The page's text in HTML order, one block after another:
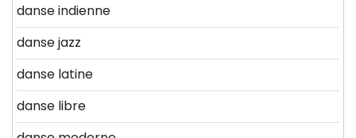
danse indienne
danse jazz
danse latine
danse libre